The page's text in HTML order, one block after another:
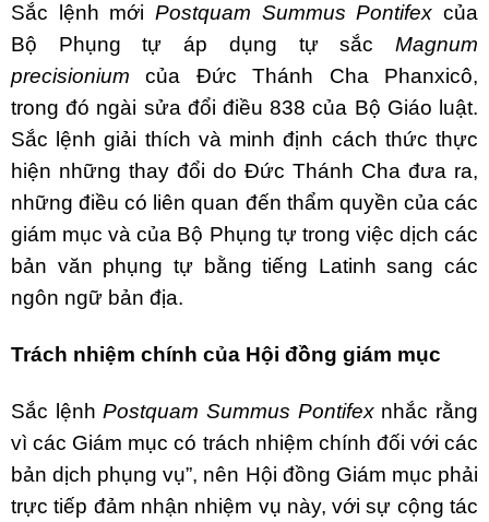
Sắc lệnh mới Postquam Summus Pontifex của
Bộ Phụng tự áp dụng tự sắc Magnum
precisionium của Đức Thánh Cha Phanxicô,
trong đó ngài sửa đổi điều 838 của Bộ Giáo luật.
Sắc lệnh giải thích và minh định cách thức thực
hiện những thay đổi do Đức Thánh Cha đưa ra,
những điều có liên quan đến thẩm quyền của các
giám mục và của Bộ Phụng tự trong việc dịch các
bản văn phụng tự bằng tiếng Latinh sang các
ngôn ngữ bản địa.
Trách nhiệm chính của Hội đồng giám mục
Sắc lệnhPostquam Summus Pontifexnhắc rằng
vì các Giám mục có trách nhiệm chính đối với các
bản dịch phụng vụ”, nên Hội đồng Giám mục phải
trực tiếp đảm nhận nhiệm vụ này, với sự cộng tác